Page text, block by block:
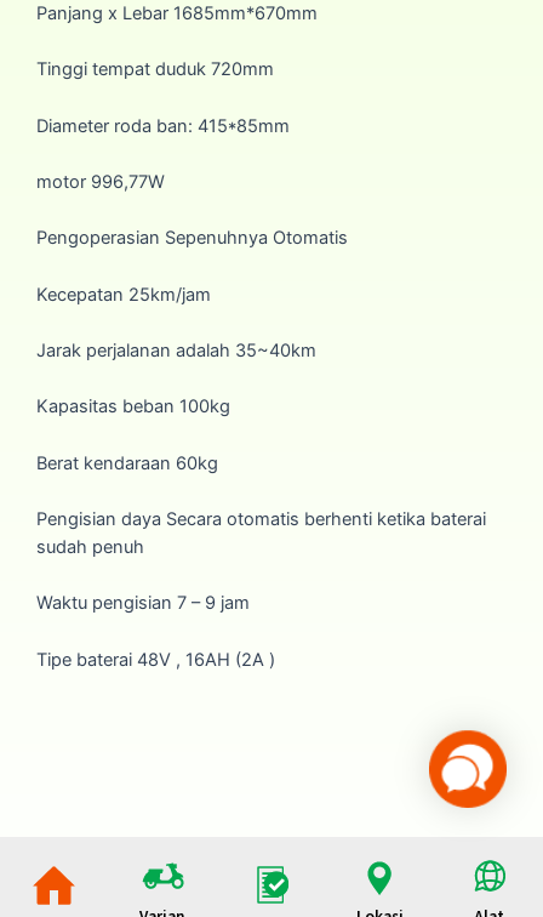
Panjang x Lebar 1685mm*670mm
Tinggi tempat duduk 720mm
Diameter roda ban: 415*85mm
motor 996,77W
Pengoperasian Sepenuhnya Otomatis
Kecepatan 25km/jam
Jarak perjalanan adalah 35~40km
Kapasitas beban 100kg
Berat kendaraan 60kg
Pengisian daya Secara otomatis berhenti ketika baterai
sudah penuh
Waktu pengisian 7 – 9 jam
Tipe baterai 48V , 16AH (2A )